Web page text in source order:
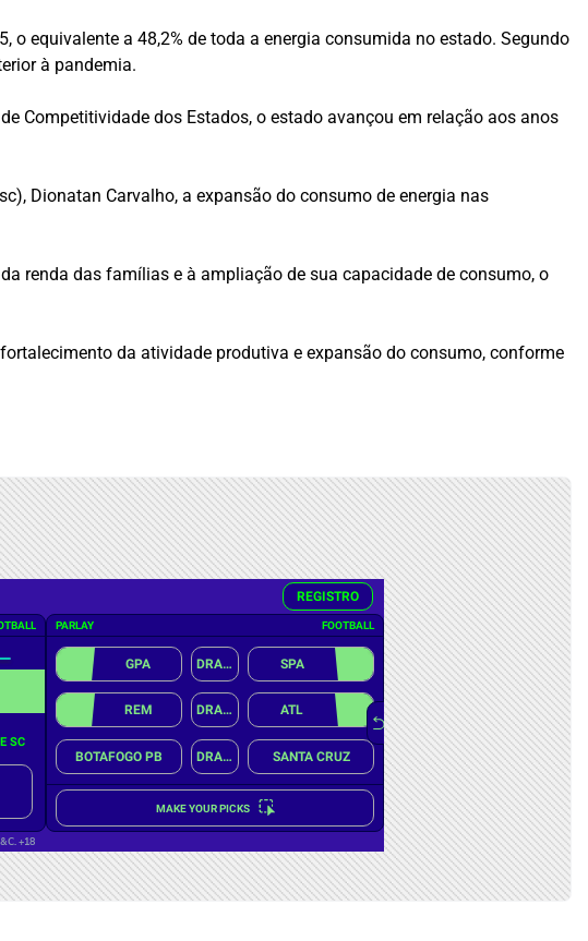
equivalente a 48,2% de toda a energia consumida no estado. Segundo
à pandemia.
Competitividade dos Estados, o estado avançou em relação aos anos
Dionatan Carvalho, a expansão do consumo de energia nas
renda das famílias e à ampliação de sua capacidade de consumo, o
da atividade produtiva e expansão do consumo, conforme